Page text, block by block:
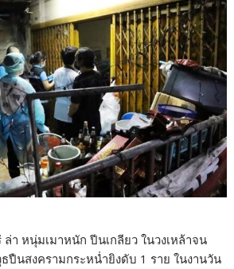
ล่า หนุ่มเมาหนัก ปีนเกลียว ในวงเหล้าจน
ปืนสงครามกระหน่ำยิงดับ 1 ราย ในงานวัน